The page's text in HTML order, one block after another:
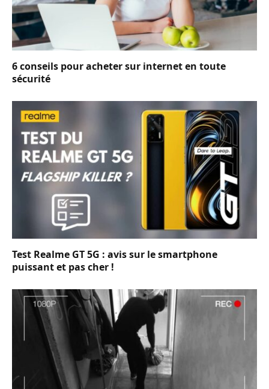
6 conseils pour acheter sur internet en toute
sécurité
Test Realme GT 5G : avis sur le smartphone
puissant et pas cher !